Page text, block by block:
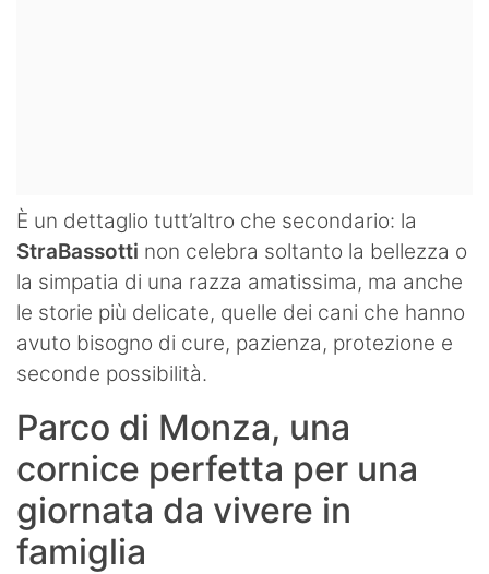
È un dettaglio tutt’altro che secondario: la
StraBassotti non celebra soltanto la bellezza o
la simpatia di una razza amatissima, ma anche
le storie più delicate, quelle dei cani che hanno
avuto bisogno di cure, pazienza, protezione e
seconde possibilità.
Parco di Monza, una
cornice perfetta per una
giornata da vivere in
famiglia